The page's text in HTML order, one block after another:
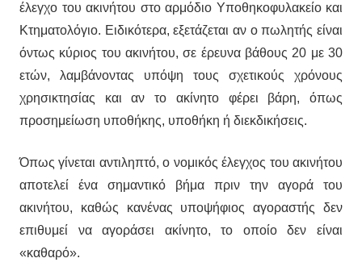
έλεγχο του ακινήτου στο αρμόδιο Υποθηκοφυλακείο και
Κτηματολόγιο. Ειδικότερα, εξετάζεται αν ο πωλητής είναι
όντως κύριος του ακινήτου, σε έρευνα βάθους 20 με 30
ετών, λαμβάνοντας υπόψη τους σχετικούς χρόνους
χρησικτησίας και αν το ακίνητο φέρει βάρη, όπως
προσημείωση υποθήκης, υποθήκη ή διεκδικήσεις.
Όπως γίνεται αντιληπτό, ο νομικός έλεγχος του ακινήτου
αποτελεί ένα σημαντικό βήμα πριν την αγορά του
ακινήτου, καθώς κανένας υποψήφιος αγοραστής δεν
επιθυμεί να αγοράσει ακίνητο, το οποίο δεν είναι
«καθαρό».